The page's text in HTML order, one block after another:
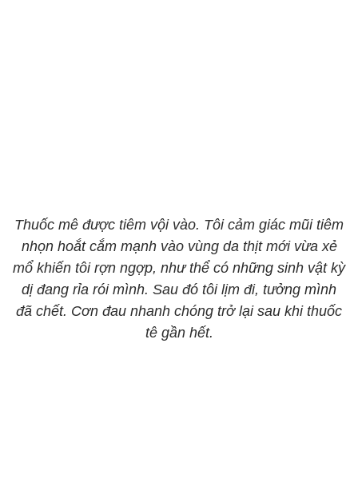
Thuốc mê được tiêm vội vào. Tôi cảm giác mũi tiêm
nhọn hoắt cắm mạnh vào vùng da thịt mới vừa xẻ
mổ khiến tôi rợn ngợp, như thể có những sinh vật kỳ
dị đang rỉa rói mình. Sau đó tôi lịm đi, tưởng mình
đã chết. Cơn đau nhanh chóng trở lại sau khi thuốc
tê gần hết.